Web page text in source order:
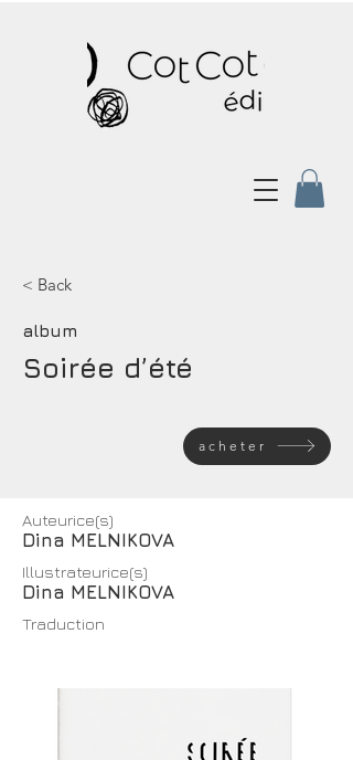
< Back
album
Soirée d’été
acheter
Auteurice(s)
Dina MELNIKOVA
Illustrateurice(s)
Dina MELNIKOVA
Traduction